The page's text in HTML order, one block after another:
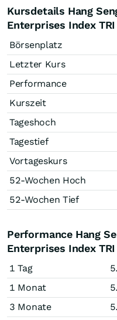
Kursdetails Hang
Enterprises Index TRI
Börsenplatz
Letzter Kurs
Performance
Kurszeit
Tageshoch
Tagestief
Vortageskurs
52-Wochen Hoch
52-Wochen Tief
Performance Hang
Enterprises Index TRI
1 Tag
1 Monat
3 Monate